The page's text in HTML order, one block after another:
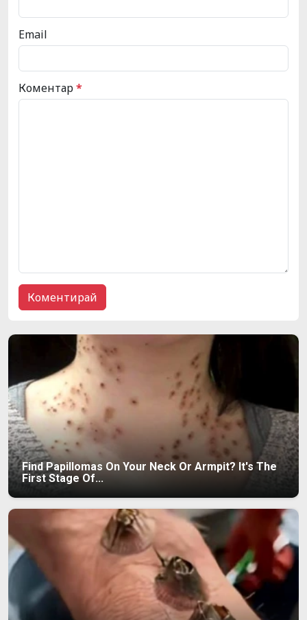
Email
Коментар*
Find Papillomas On Your Neck Or Armpit? It's The
First Stage Of...